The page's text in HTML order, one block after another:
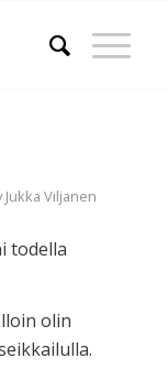
Jukka Viljanen
todella
olin